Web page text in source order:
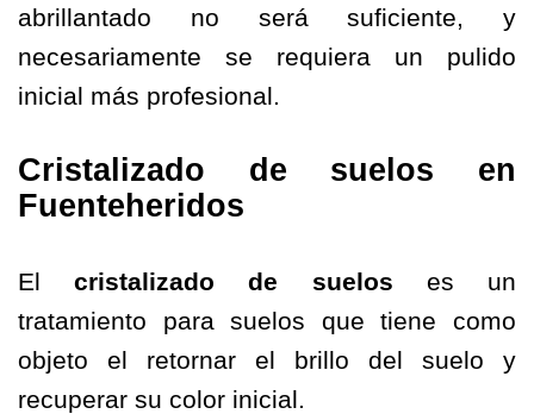
abrillantado no será suficiente, y
necesariamente se requiera un pulido
inicial más profesional.
Cristalizado de suelos en
Fuenteheridos
Elcristalizado de suelos es un
tratamiento para suelos que tiene como
objeto el retornar el brillo del suelo y
recuperar su color inicial.